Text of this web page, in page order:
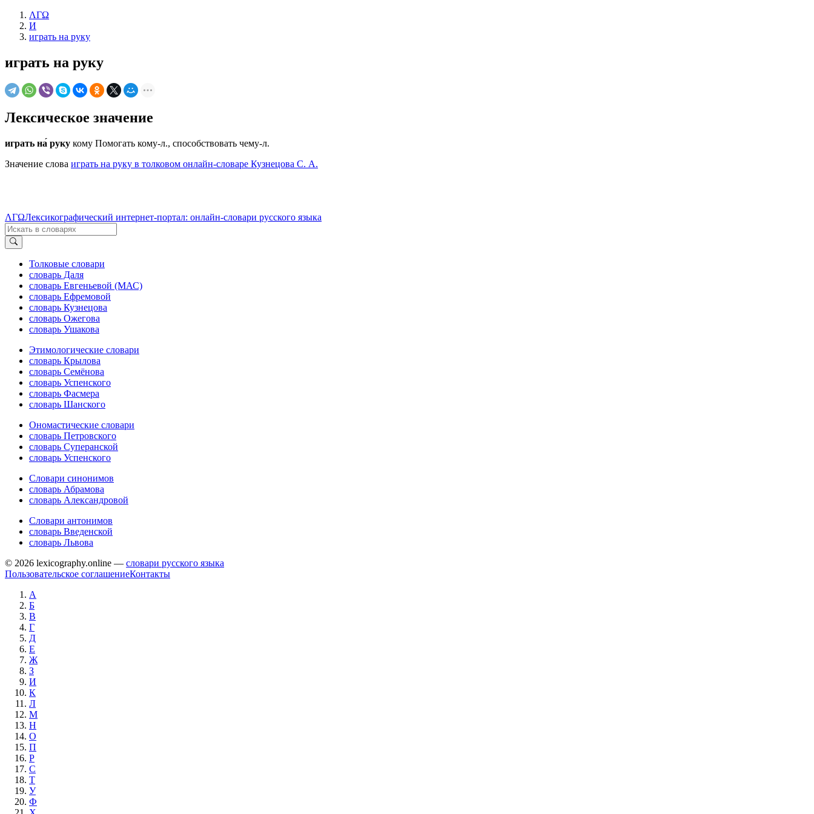
ΛΓΩ
И
играть на руку
играть на руку
Лексическое значение
играть на́ руку кому Помогать кому-л., способствовать чему-л.
Значение слова играть на руку в толковом онлайн-словаре Кузнецова С. А.
ΛΓΩЛексикографический интернет-портал: онлайн-словари русского языка
Толковые словари
словарь Даля
словарь Евгеньевой (МАС)
словарь Ефремовой
словарь Кузнецова
словарь Ожегова
словарь Ушакова
Этимологические словари
словарь Крылова
словарь Семёнова
словарь Успенского
словарь Фасмера
словарь Шанского
Ономастические словари
словарь Петровского
словарь Суперанской
словарь Успенского
Словари синонимов
словарь Абрамова
словарь Александровой
Словари антонимов
словарь Введенской
словарь Львова
© 2026 lexicography.online — словари русского языка
Пользовательское соглашениеКонтакты
А
Б
В
Г
Д
Е
Ж
З
И
К
Л
М
Н
О
П
Р
С
Т
У
Ф